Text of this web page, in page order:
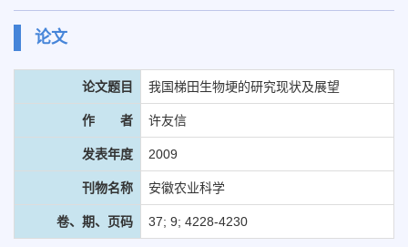
论文
论文题目 我国梯田生物埂的研究现状及展望
作 者 许友信
发表年度 2009
刊物名称 安徽农业科学
卷、期、页码 37; 9; 4228-4230